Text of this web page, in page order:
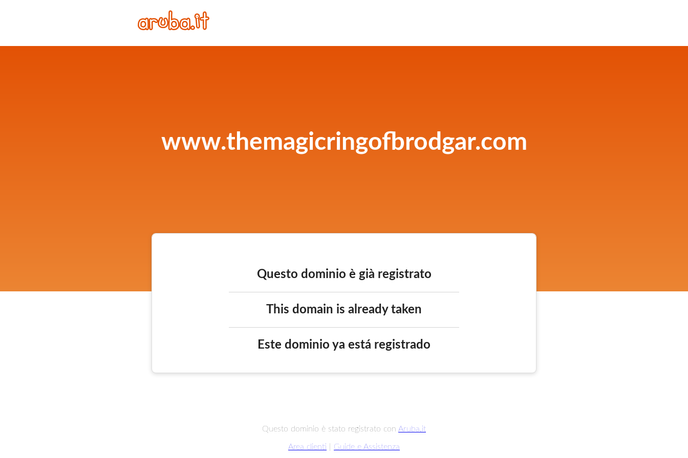
www.themagicringofbrodgar.com
Questo dominio è già registrato
This domain is already taken
Este dominio ya está registrado
Questo dominio è stato registrato con Aruba.it
Area clienti Guide e Assistenza